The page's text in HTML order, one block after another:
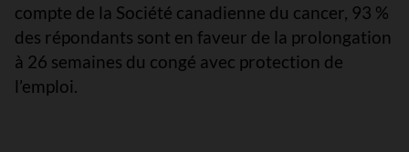
compte de la Société canadienne du cancer, 93 %
des répondants sont en faveur de la prolongation
à 26 semaines du congé avec protection de
l’emploi.